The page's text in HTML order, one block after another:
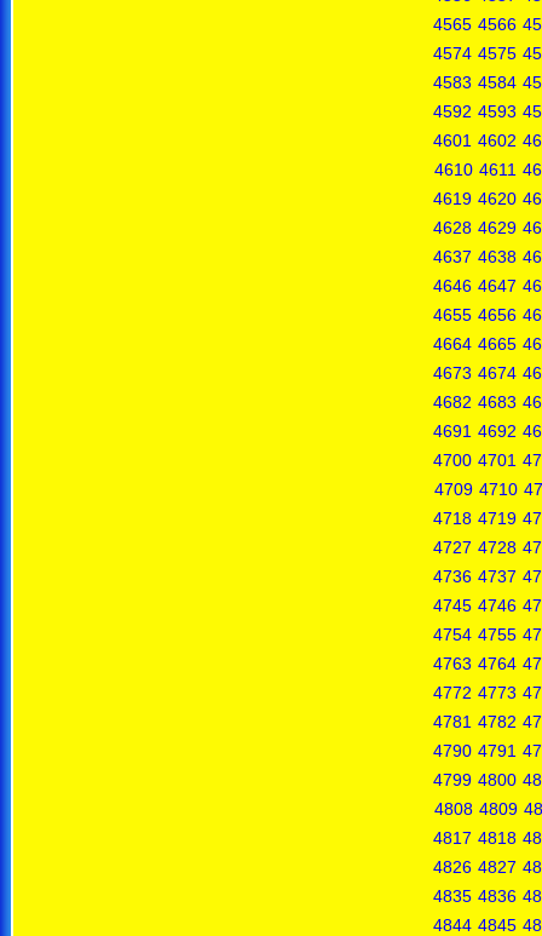
4565 4566
4574 4575
4583 4584
4592 4593
4601 4602
4610 4611
4619 4620
4628 4629
4637 4638
4646 4647
4655 4656
4664 4665
4673 4674
4682 4683
4691 4692
4700 4701
4709 4710
4718 4719
4727 4728
4736 4737
4745 4746
4754 4755
4763 4764
4772 4773
4781 4782
4790 4791
4799 4800
4808 4809
4817 4818
4826 4827
4835 4836
4844 4845